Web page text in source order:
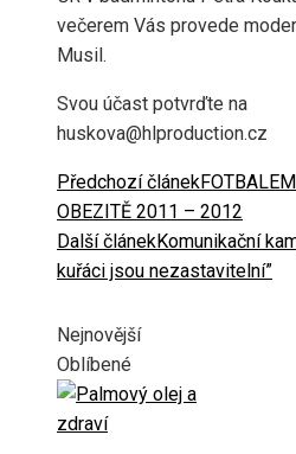
večerem Vás provede
Musil.
Svou účast potvrďte na
huskova@hlproduction.cz
Předchozí článek
OBEZITĚ 2011 – 2012
Další článekKomunikační
kuřáci jsou nezastavitelní”
Nejnovější
Oblíbené